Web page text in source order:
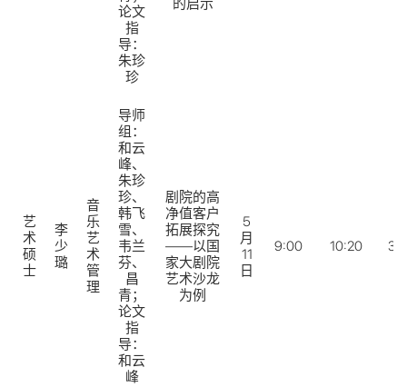
论文
指
导：
朱珍
珍
的启示
艺
术
硕
士
李
少
璐
音
乐
艺
术
管
理
导师
组：
和云
峰、
朱珍
珍、
韩飞
雪、
韦兰
芬、
昌
青；
论文
指
导：
和云
峰
剧院的高
净值客户
拓展探究
——以国
家大剧院
艺术沙龙
为例
5
月
11
日
9:00 10:20